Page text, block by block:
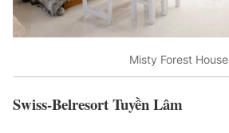
Misty Forest House
Swiss-Belresort Tuyền Lâm